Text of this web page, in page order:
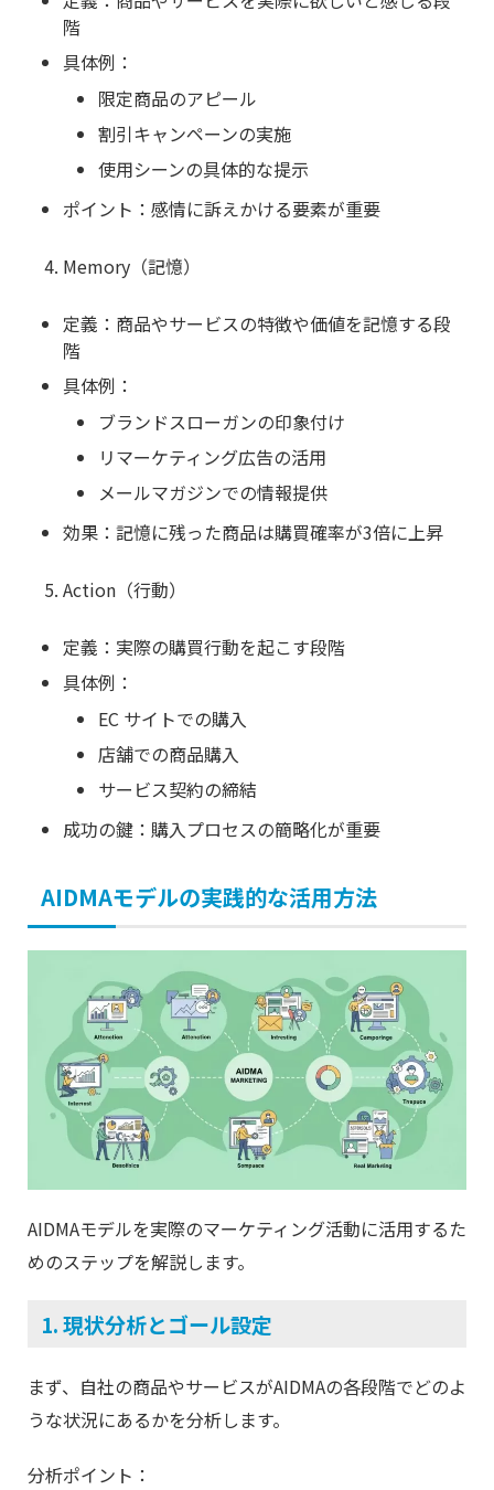
階
具体例：
限定商品のアピール
割引キャンペーンの実施
使用シーンの具体的な提示
ポイント：感情に訴えかける要素が重要
Memory（記憶）
定義：商品やサービスの特徴や価値を記憶する段
階
具体例：
ブランドスローガンの印象付け
リマーケティング広告の活用
メールマガジンでの情報提供
効果：記憶に残った商品は購買確率が3倍に上昇
Action（行動）
定義：実際の購買行動を起こす段階
具体例：
EC サイトでの購入
店舗での商品購入
サービス契約の締結
成功の鍵：購入プロセスの簡略化が重要
AIDMAモデルの実践的な活用方法
AIDMAモデルを実際のマーケティング活動に活用するた
めのステップを解説します。
1. 現状分析とゴール設定
まず、自社の商品やサービスがAIDMAの各段階でどのよ
うな状況にあるかを分析します。
分析ポイント：